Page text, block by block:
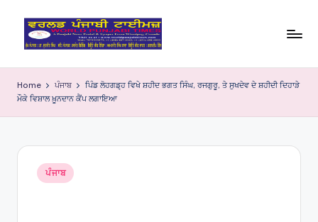
o
rl
Home ਪੰਜਾਬ
ਪਿੰਡ ਲੋਹਗਡ਼੍ਹ ਵਿਖੇ ਸ਼ਹੀਦ ਭਗਤ ਸਿੰਘ, ਰਜਗੁਰੂ, ਤੇ ਸੁਖਦੇਵ ਦੇ ਸ਼ਹੀਦੀ ਦਿਹਾੜੇ
ਮੌਕੇ ਵਿਸ਼ਾਲ ਖ਼ੂਨਦਾਨ ਕੈਂਪ ਲਗਾਇਆ
Posted
in
ਪੰਜਾਬ